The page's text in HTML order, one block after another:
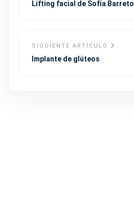
Lifting facial de Sofía Barreto
SIGUIENTE ARTÍCULO
Implante de glúteos